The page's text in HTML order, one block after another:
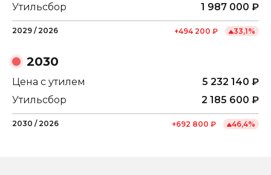
Утильсбор
1 987 000 ₽
2029 / 2026 +494 200 ₽ 33,1%
2030
Цена с утилем 5 232 140 ₽
Утильсбор
2 185 600 ₽
2030 / 2026 +692 800 ₽ 46,4%